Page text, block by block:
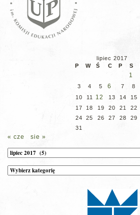
lipiec 2017
P
W Ś C P S
1
3
4 5 6 7 8
10
11 12 13 14 15
17
18 19 20 21 22
24
25 26 27 28 29
31
« cze sie »
Archiwum
Kategorie
wpisów